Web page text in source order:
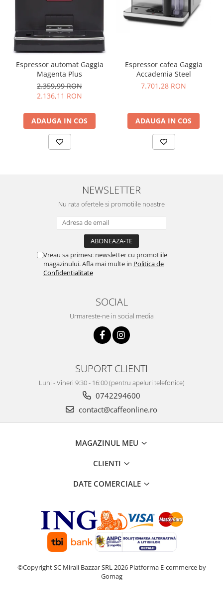
Espressor automat Gaggia
Magenta Plus
2.359,99 RON
2.136,11 RON
ADAUGA IN COS
Espressor cafea Gaggia
Accademia Steel
7.701,28 RON
ADAUGA IN COS
NEWSLETTER
Nu rata ofertele si promotiile noastre
Vreau sa primesc newsletter cu promotiile
magazinului. Afla mai multe in Politica de
Confidentialitate
SOCIAL
Urmareste-ne in social media
SUPORT CLIENTI
Luni - Vineri 9:30 - 16:00 (pentru apeluri telefonice)
0742294600
contact@caffeonline.ro
MAGAZINUL MEU
CLIENTI
DATE COMERCIALE
©Copyright SC Mirali Bazzar SRL 2026 Platforma E-commerce by
Gomag